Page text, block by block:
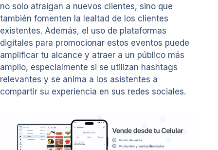
no solo atraigan a nuevos clientes, sino que
también fomenten la lealtad de los clientes
existentes. Además, el uso de plataformas
digitales para promocionar estos eventos puede
amplificar tu alcance y atraer a un público más
amplio, especialmente si se utilizan hashtags
relevantes y se anima a los asistentes a
compartir su experiencia en sus redes sociales.